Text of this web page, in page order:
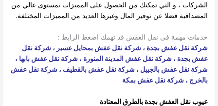
الشركات ، و التي تمكنك من الحصول على المميزات بمستوى عالي من
المصداقية فضلا عن توفير المال وغيرها العديد من المميزات المختلفة.
خدمات مهمة فى نقل العفش قد تهمك اضغط الرابط :
شركة نقل عفش بجدة ،شركة نقل عفش بمحايل عسير ،شركة نقل
عفش بجدة ،شركة نقل عفش المدينة المنورة ،شركة نقل عفش بابها ،
شركة نقل عفش بالجبيل ،شركة نقل عفش بالقطيف ،شركة نقل عفش
بالخرج ،شركة نقل عفش بمكة
عيوب نقل العفش بجدة بالطرق المعتادة